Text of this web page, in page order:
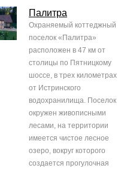
Палитра
Охраняемый коттеджный
поселок «Палитра»
расположен в 47 км от
столицы по Пятницкому
шоссе, в трех километрах
от Истринского
водохранилища. Поселок
окружен живописными
лесами, на территории
имеется чистое лесное
озеро, вокруг которого
создается прогулочная